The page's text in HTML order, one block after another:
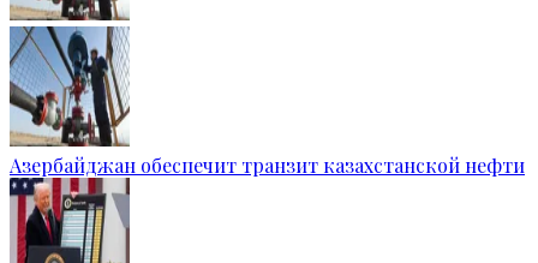
Азербайджан обеспечит транзит казахстанской нефти